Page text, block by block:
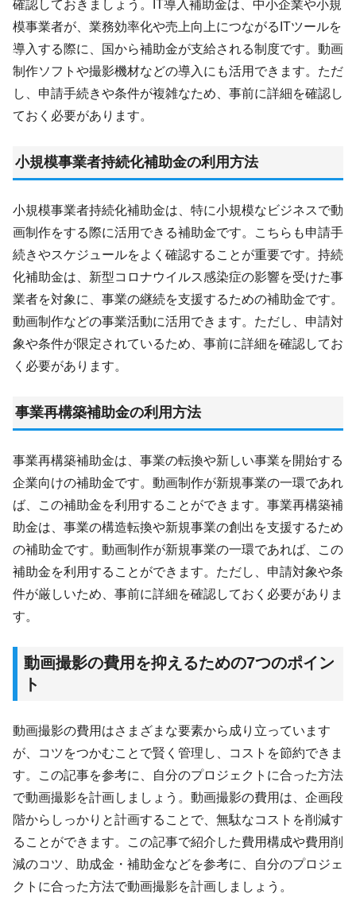
確認しておきましょう。IT導入補助金は、中小企業や小規
模事業者が、業務効率化や売上向上につながるITツールを
導入する際に、国から補助金が支給される制度です。動画
制作ソフトや撮影機材などの導入にも活用できます。ただ
し、申請手続きや条件が複雑なため、事前に詳細を確認し
ておく必要があります。
小規模事業者持続化補助金の利用方法
小規模事業者持続化補助金は、特に小規模なビジネスで動
画制作をする際に活用できる補助金です。こちらも申請手
続きやスケジュールをよく確認することが重要です。持続
化補助金は、新型コロナウイルス感染症の影響を受けた事
業者を対象に、事業の継続を支援するための補助金です。
動画制作などの事業活動に活用できます。ただし、申請対
象や条件が限定されているため、事前に詳細を確認してお
く必要があります。
事業再構築補助金の利用方法
事業再構築補助金は、事業の転換や新しい事業を開始する
企業向けの補助金です。動画制作が新規事業の一環であれ
ば、この補助金を利用することができます。事業再構築補
助金は、事業の構造転換や新規事業の創出を支援するため
の補助金です。動画制作が新規事業の一環であれば、この
補助金を利用することができます。ただし、申請対象や条
件が厳しいため、事前に詳細を確認しておく必要がありま
す。
動画撮影の費用を抑えるための7つのポイン
ト
動画撮影の費用はさまざまな要素から成り立っています
が、コツをつかむことで賢く管理し、コストを節約できま
す。この記事を参考に、自分のプロジェクトに合った方法
で動画撮影を計画しましょう。動画撮影の費用は、企画段
階からしっかりと計画することで、無駄なコストを削減す
ることができます。この記事で紹介した費用構成や費用削
減のコツ、助成金・補助金などを参考に、自分のプロジェ
クトに合った方法で動画撮影を計画しましょう。